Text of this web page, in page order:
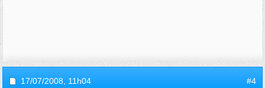
17/07/2008, 11h04 #4